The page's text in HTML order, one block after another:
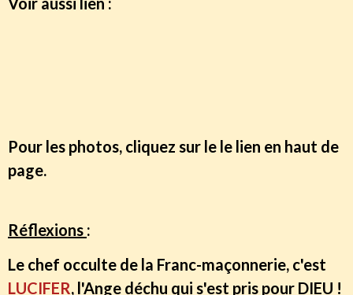
Pour les photos, cliquez sur le le lien en haut de
page.
Réflexions :
Le chef occulte de la Franc-maçonnerie, c'est
LUCIFER, l'Ange déchu qui s'est pris pour DIEU !